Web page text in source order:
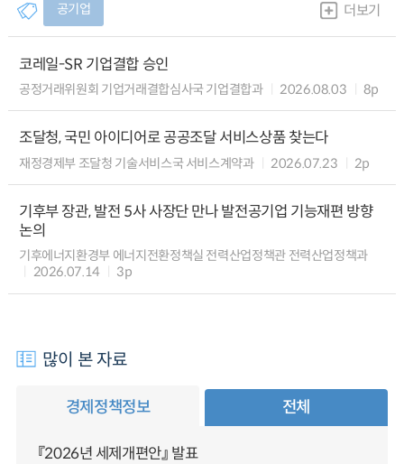
공기업 더보기
코레일-SR 기업결합 승인
공정거래위원회 기업거래결합심사국 기업결합과 2026.08.03 8p
조달청, 국민 아이디어로 공공조달 서비스상품 찾는다
재정경제부 조달청 기술서비스국 서비스계약과 2026.07.23 2p
기후부 장관, 발전 5사 사장단 만나 발전공기업 기능재편 방향
논의
기후에너지환경부 에너지전환정책실 전력산업정책관 전력산업정책과
2026.07.14
3p
많이 본 자료
경제정책정보 전체
『2026년 세제개편안』 발표